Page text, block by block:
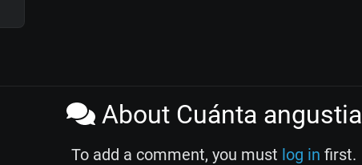
About Cuánta angustia
To add a comment, you must log in first.